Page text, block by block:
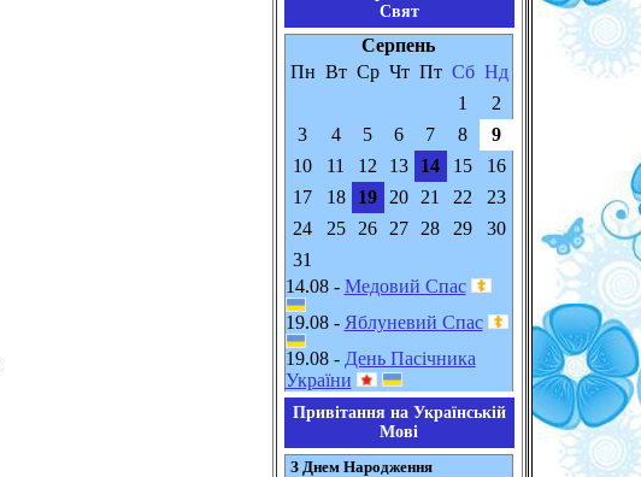
Свят
Серпень
Пн Вт Ср Чт Пт Сб Нд
1
2
3
4 5 6 7 8
9
10
11 12 13 14 15
16
17
18 19 20 21 22
23
24
25 26 27 28 29
30
31
14.08 - Медовий Спас
19.08 - Яблуневий Спас
19.08 - День Пасічника
України
Привітання на Українській
Мові
З Днем Народження